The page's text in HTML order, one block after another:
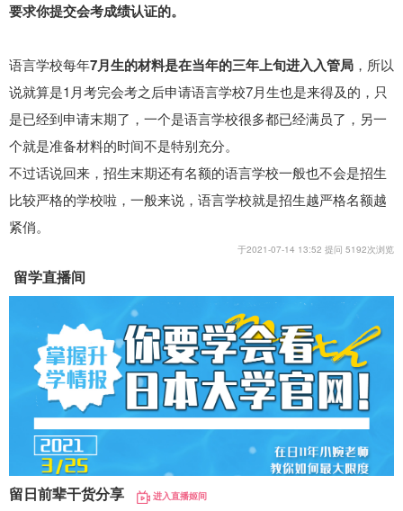
要求你提交会考成绩认证的。
语言学校每年7月生的材料是在当年的三年上旬进入入管局 ，所以
说就算是1月考完会考之后申请语言学校7月生也是来得及的，只
是已经到申请末期了，一个是语言学校很多都已经满员了，另一
个就是准备材料的时间不是特别充分。
不过话说回来，招生末期还有名额的语言学校一般也不会是招生
比较严格的学校啦，一般来说，语言学校就是招生越严格名额越
紧俏。
于2021-07-14 13:52 提问 5192次浏览
留学直播间
留日前辈干货分享 进入直播姬间